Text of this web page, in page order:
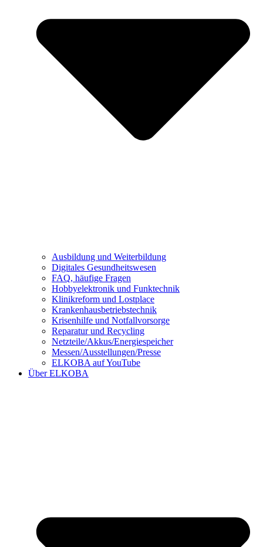
Ausbildung und Weiterbildung
Digitales Gesundheitswesen
FAQ, häufige Fragen
Hobbyelektronik und Funktechnik
Klinikreform und Lostplace
Krankenhausbetriebstechnik
Krisenhilfe und Notfallvorsorge
Reparatur und Recycling
Netzteile/Akkus/Energiespeicher
Messen/Ausstellungen/Presse
ELKOBA auf YouTube
Über ELKOBA